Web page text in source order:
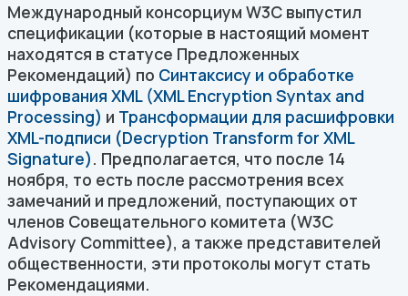
Международный консорциум W3C выпустил
спецификации (которые в настоящий момент
находятся в статусе Предложенных
Рекомендаций) по Синтаксису и обработке
шифрования XML (XML Encryption Syntax and
Processing) и Трансформации для расшифровки
XML-подписи (Decryption Transform for XML
Signature). Предполагается, что после 14
ноября, то есть после рассмотрения всех
замечаний и предложений, поступающих от
членов Совещательного комитета (W3C
Advisory Committee), а также представителей
общественности, эти протоколы могут стать
Рекомендациями.